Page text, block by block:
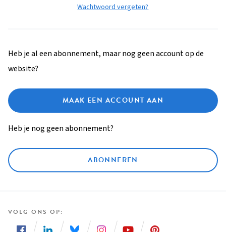
Wachtwoord vergeten?
Heb je al een abonnement, maar nog geen account op de
website?
MAAK EEN ACCOUNT AAN
Heb je nog geen abonnement?
ABONNEREN
VOLG ONS OP